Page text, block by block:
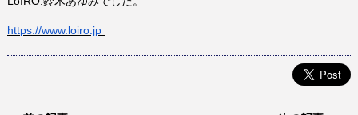
https://www.loiro.jp